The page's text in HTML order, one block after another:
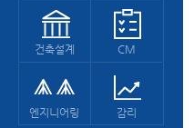
건축설계 CM
엔지니어링 감리